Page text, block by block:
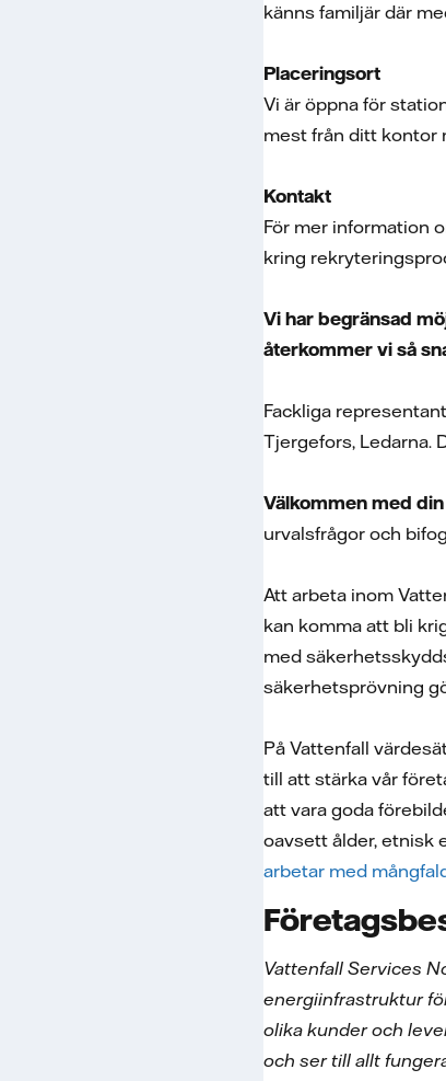
känns familjär där
Placeringsort
Vi är öppna för
mest från ditt kontor
Kontakt
För mer information
kring
Vi har begränsad
återkommer vi så
Fackliga
Tjergefors, Ledarna.
Välkommen med
urvalsfrågor och
Att arbeta inom
kan komma att bli
med
säkerhetsprövning
På Vattenfall
till att stärka vår
att vara goda
oavsett ålder, etnisk
arbetar med
Vattenfall Services
energiinfrastruktur
olika kunder och
och ser till allt